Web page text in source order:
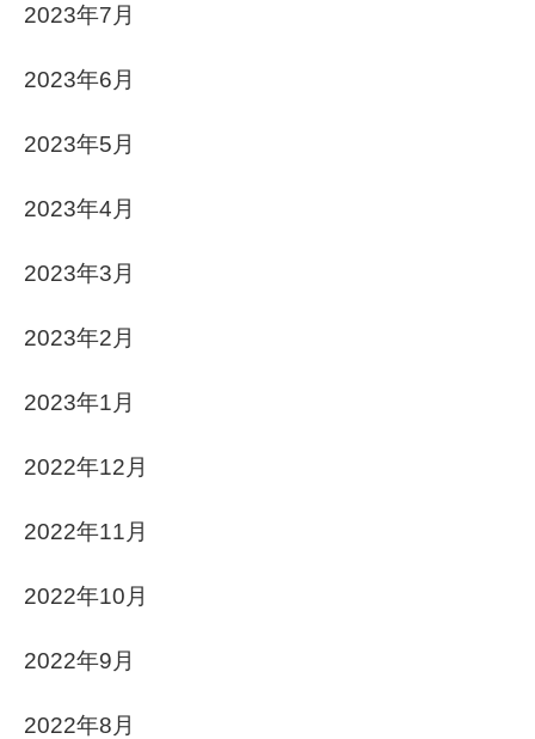
2023年7月
2023年6月
2023年5月
2023年4月
2023年3月
2023年2月
2023年1月
2022年12月
2022年11月
2022年10月
2022年9月
2022年8月